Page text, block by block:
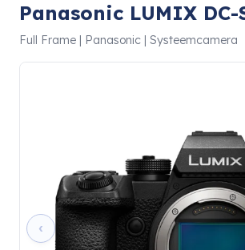
Panasonic LUMIX DC-
Full Frame | Panasonic | Systeemcamera
‹